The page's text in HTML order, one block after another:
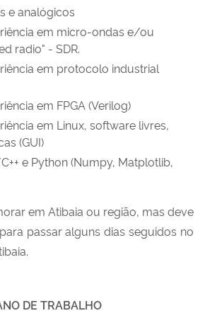
e analógicos
em micro-ondas e/ou
radio" - SDR.
em protocolo industrial
em FPGA (Verilog)
em Linux, software livres,
(GUI)
e Python (Numpy, Matplotlib,
em Atibaia ou região, mas deve
passar alguns dias seguidos no
DE TRABALHO